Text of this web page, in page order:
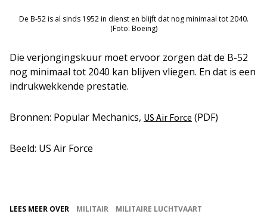
De B-52 is al sinds 1952 in dienst en blijft dat nog minimaal tot 2040.
(Foto: Boeing)
Die verjongingskuur moet ervoor zorgen dat de B-52
nog minimaal tot 2040 kan blijven vliegen. En dat is een
indrukwekkende prestatie.
Bronnen: Popular Mechanics, US Air Force (PDF)
Beeld: US Air Force
LEES MEER OVER MILITAIR
MILITAIRE LUCHTVAART